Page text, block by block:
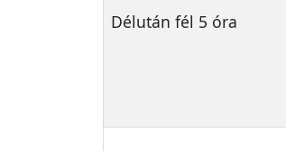
Délután fél 5 óra